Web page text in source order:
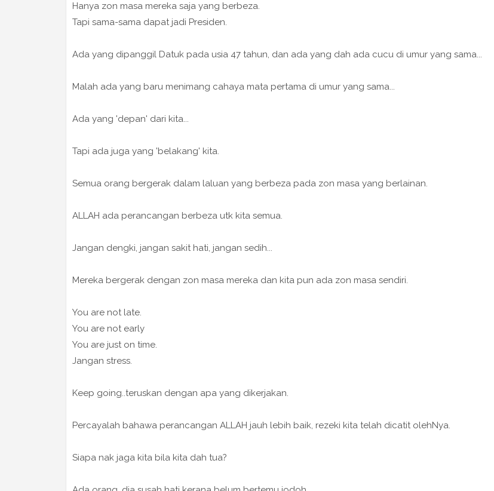
Hanya zon masa mereka saja yang berbeza.
Tapi sama-sama dapat jadi Presiden.
Ada yang dipanggil Datuk pada usia 47 tahun, dan ada yang dah ada cucu di umur yang sama...
Malah ada yang baru menimang cahaya mata pertama di umur yang sama...
Ada yang 'depan' dari kita...
Tapi ada juga yang 'belakang' kita.
Semua orang bergerak dalam laluan yang berbeza pada zon masa yang berlainan.
ALLAH ada perancangan berbeza utk kita semua.
Jangan dengki, jangan sakit hati, jangan sedih...
Mereka bergerak dengan zon masa mereka dan kita pun ada zon masa sendiri.
You are not late.
You are not early
You are just on time.
Jangan stress.
Keep going..teruskan dengan apa yang dikerjakan.
Percayalah bahawa perancangan ALLAH jauh lebih baik, rezeki kita telah dicatit olehNya.
Siapa nak jaga kita bila kita dah tua?